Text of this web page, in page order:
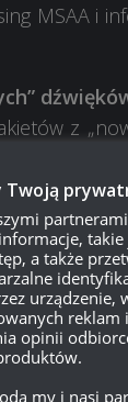
MSAA i
z
gdzieś
Twoją
a także
urządzenie,
opinii
my i nasi